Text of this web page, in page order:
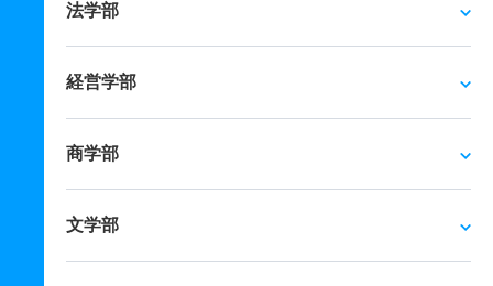
法学部
経営学部
商学部
文学部